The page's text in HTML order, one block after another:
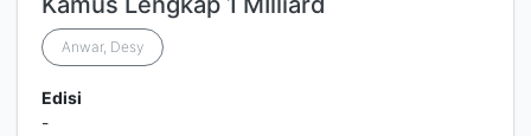
Anwar, Desy
Edisi
-